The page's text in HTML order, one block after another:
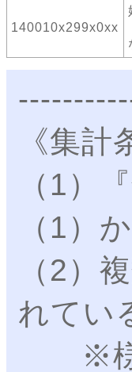
140010x299x0xx
《集計
（1）
（1）
（2）
れてい
※様